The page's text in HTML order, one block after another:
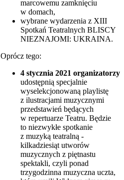
marcowemu zamknięciu
w domach,
wybrane wydarzenia z XIII
Spotkań Teatralnych BLISCY
NIEZNAJOMI: UKRAINA.
Oprócz tego:
4 stycznia 2021 organizatorzy
udostępnią specjalnie
wyselekcjonowaną playlistę
z ilustracjami muzycznymi
przedstawień będących
w repertuarze Teatru. Będzie
to niezwykłe spotkanie
z muzyką teatralną -
kilkadziesiąt utworów
muzycznych z piętnastu
spektakli, czyli ponad
trzygodzinna muzyczna uczta,